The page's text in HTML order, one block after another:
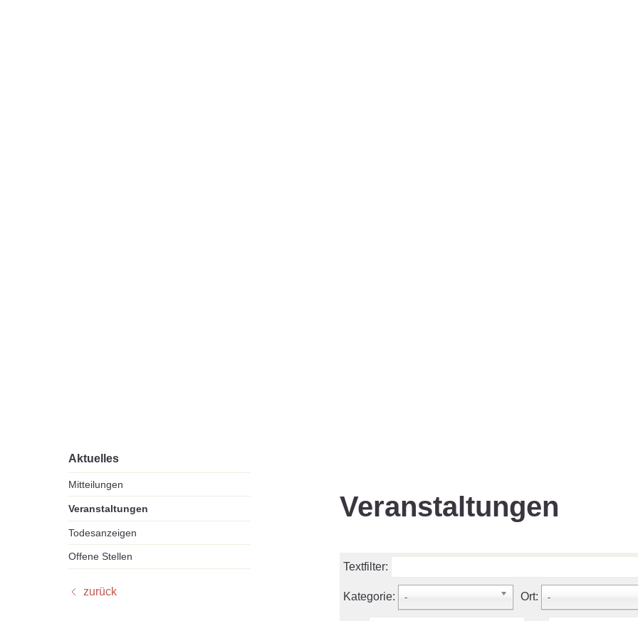
Aktuelles
Mitteilungen
Veranstaltungen
Todesanzeigen
Offene Stellen
zurück
Veranstaltungen
Textfilter:
Kategorie: - Ort: -